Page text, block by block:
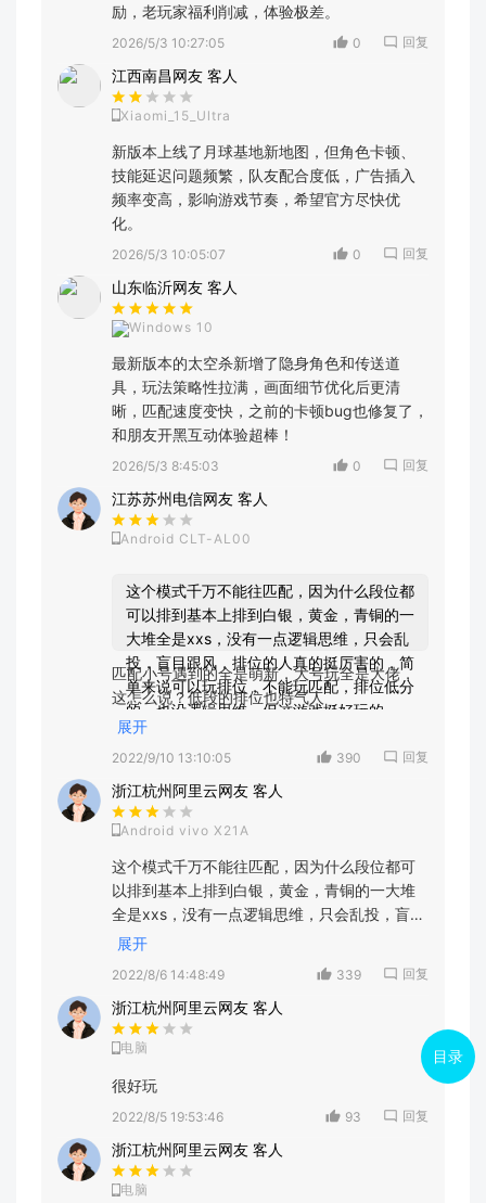
励，老玩家福利削减，体验极差。
2026/5/3 10:27:05 0 回复
江西南昌网友 客人
Xiaomi_15_Ultra
新版本上线了月球基地新地图，但角色卡顿、
技能延迟问题频繁，队友配合度低，广告插入
频率变高，影响游戏节奏，希望官方尽快优
化。
2026/5/3 10:05:07 0 回复
山东临沂网友 客人
Windows 10
最新版本的太空杀新增了隐身角色和传送道
具，玩法策略性拉满，画面细节优化后更清
晰，匹配速度变快，之前的卡顿bug也修复了，
和朋友开黑互动体验超棒！
2026/5/3 8:45:03 0 回复
江苏苏州电信网友 客人
Android CLT-AL00
这个模式千万不能往匹配，因为什么段位都
可以排到基本上排到白银，黄金，青铜的一
大堆全是xxs，没有一点逻辑思维，只会乱
投，盲目跟风，排位的人真的挺厉害的，简
单来说可以玩排位，不能玩匹配，排位低分
的，也没逻辑思维。但这游戏挺好玩的
浙江杭州阿里云 客人
匹配小号遇到的全是萌新，大号玩全是大佬，
这怎么说？低段的排位也特气人
展开
2022/9/10 13:10:05 390 回复
浙江杭州阿里云网友 客人
Android vivo X21A
这个模式千万不能往匹配，因为什么段位都可
以排到基本上排到白银，黄金，青铜的一大堆
全是xxs，没有一点逻辑思维，只会乱投，盲目
跟风，排位的人真的挺厉害的，简单来说可以
思维。但这游戏挺好玩的
展开
2022/8/6 14:48:49 339 回复
浙江杭州阿里云网友 客人
电脑
很好玩
2022/8/5 19:53:46 93 回复
浙江杭州阿里云网友 客人
电脑
目录